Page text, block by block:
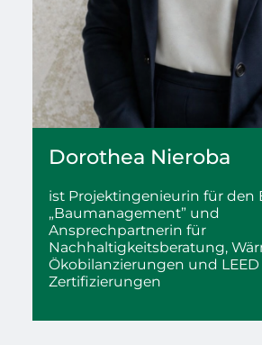
Dorothea Nieroba
ist Projektingenieurin für den
„Baumanagement” und
Ansprechpartnerin für
Nachhaltigkeitsberatung,
Ökobilanzierungen und LEED
Zertifizierungen